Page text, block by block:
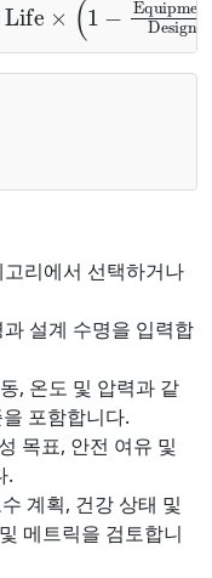
리에서 선택하거나
설계 수명을 입력합
, 온도 및 압력과 같
포함합니다.
목표, 안전 여유 및
.
계획, 건강 상태 및
메트릭을 검토합니